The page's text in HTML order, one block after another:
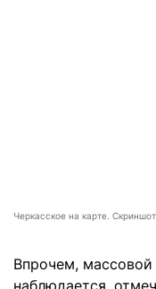
Черкасское на карте.
Впрочем, массовой
наблюдается,